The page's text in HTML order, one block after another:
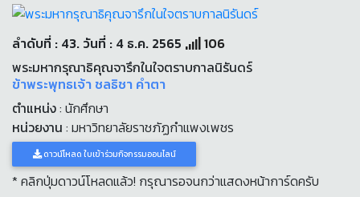
ลำดับที่ : 43. วันที่ : 4 ธ.ค. 2565
106
พระมหากรุณาธิคุณจารึกในใจตราบกาลนิรันดร์
ข้าพระพุทธเจ้า ชลธิชา คำตา
ตำแหน่ง: นักศึกษา
หน่วยงาน : มหาวิทยาลัยราชภัฏกำแพงเพชร
ดาวน์โหลด ใบเข้าร่วมกิจกรรมออนไลน์
* คลิกปุ่มดาวน์โหลดแล้ว! กรุณารอจนกว่าแสดงหน้าการ์ดครับ